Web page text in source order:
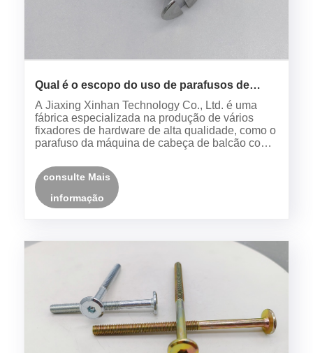
Qual é o escopo do uso de parafusos de
máquina de cabeça esburacada DIN963?
A Jiaxing Xinhan Technology Co., Ltd. é uma
fábrica especializada na produção de vários
fixadores de hardware de alta qualidade, como o
parafuso da máquina de cabeça de balcão com
consulte Mais
informação